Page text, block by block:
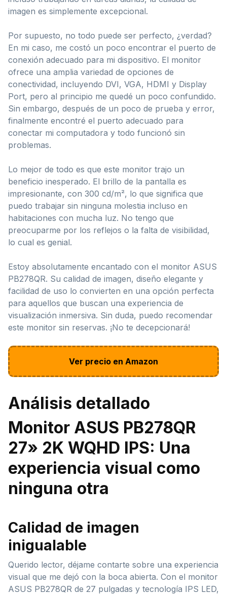
imagen es simplemente excepcional.
Por supuesto, no todo puede ser perfecto, ¿verdad?
En mi caso, me costó un poco encontrar el puerto de
conexión adecuado para mi dispositivo. El monitor
ofrece una amplia variedad de opciones de
conectividad, incluyendo DVI, VGA, HDMI y Display
Port, pero al principio me quedé un poco confundido.
Sin embargo, después de un poco de prueba y error,
finalmente encontré el puerto adecuado para
conectar mi computadora y todo funcionó sin
problemas.
Lo mejor de todo es que este monitor trajo un
beneficio inesperado. El brillo de la pantalla es
impresionante, con 300 cd/m², lo que significa que
puedo trabajar sin ninguna molestia incluso en
habitaciones con mucha luz. No tengo que
preocuparme por los reflejos o la falta de visibilidad,
lo cual es genial.
Estoy absolutamente encantado con el monitor ASUS
PB278QR. Su calidad de imagen, diseño elegante y
facilidad de uso lo convierten en una opción perfecta
para aquellos que buscan una experiencia de
visualización inmersiva. Sin duda, puedo recomendar
este monitor sin reservas. ¡No te decepcionará!
Ver precio en Amazon
Análisis detallado
Monitor ASUS PB278QR
27» 2K WQHD IPS: Una
experiencia visual como
ninguna otra
Calidad de imagen
inigualable
Querido lector, déjame contarte sobre una experiencia
visual que me dejó con la boca abierta. Con el monitor
ASUS PB278QR de 27 pulgadas y tecnología IPS LED,